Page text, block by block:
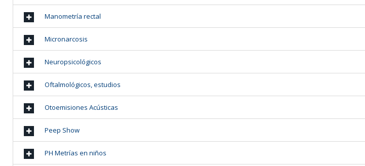
Manometría rectal
Micronarcosis
Neuropsicológicos
Oftalmológicos, estudios
Otoemisiones Acústicas
Peep Show
PH Metrías en niños